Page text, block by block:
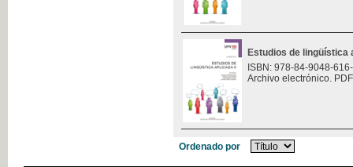
Estudios de lingüística
ISBN: 978-84-9048-
Archivo electrónico.
Ordenado por